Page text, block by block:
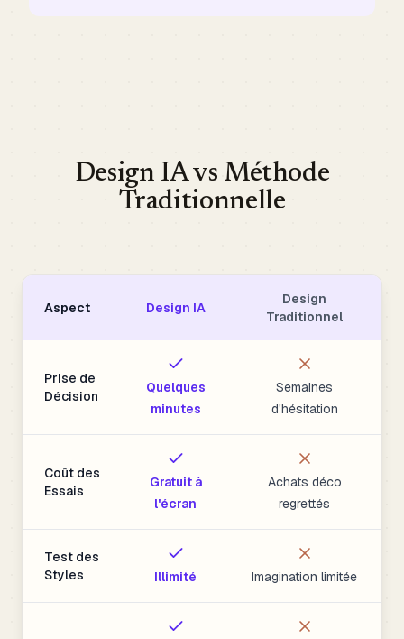
Design IA vs Méthode
Traditionnelle
Aspect Design IA
Design
Traditionnel
Prise de
Décision
Quelques
minutes
Semaines
d'hésitation
Coût des
Essais
Gratuit à
l'écran
Achats déco
regrettés
Test des
Styles
Illimité Imagination limitée